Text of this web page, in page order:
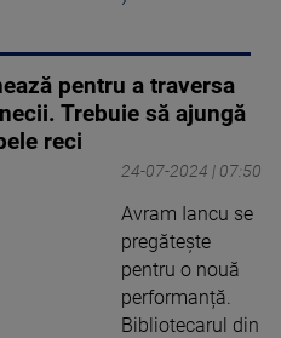
pentru a traversa
Trebuie să ajungă
reci
24-07-2024 | 07:50
Avram Iancu se
pregătește
pentru o nouă
performanță.
Bibliotecarul din